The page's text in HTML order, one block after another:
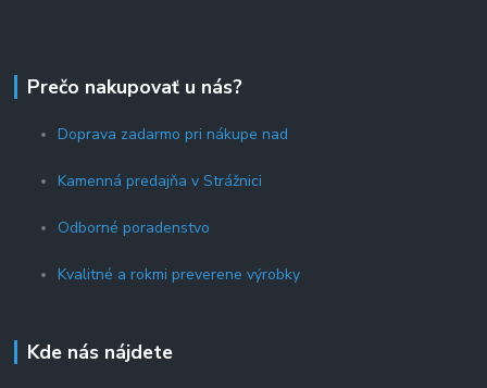
Prečo nakupovať u nás?
Doprava zadarmo pri nákupe nad
Kamenná predajňa v Strážnici
Odborné poradenstvo
Kvalitné a rokmi preverene výrobky
Kde nás nájdete